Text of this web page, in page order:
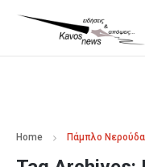
Home Πάμπλο Νερούδα